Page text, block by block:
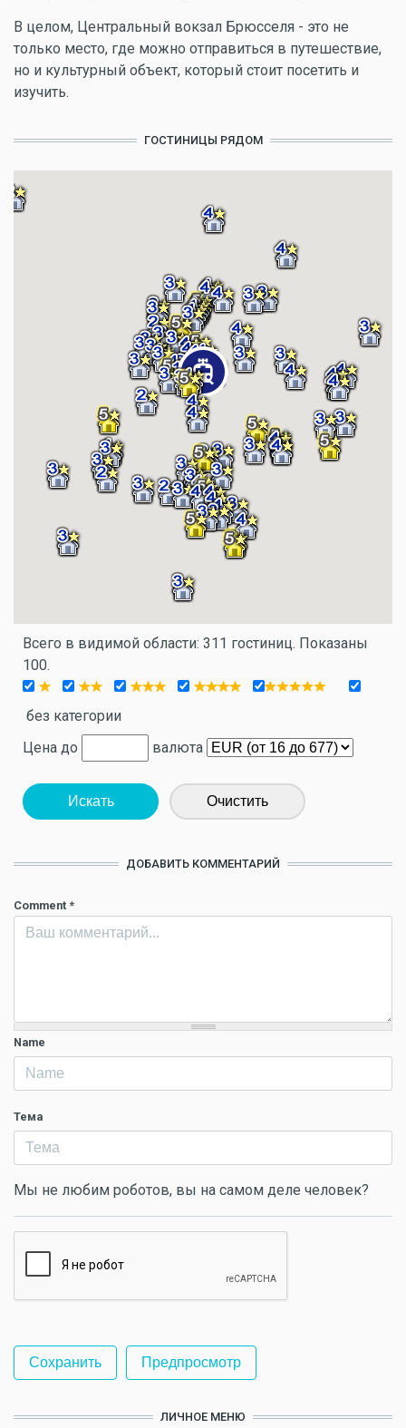
В целом, Центральный вокзал Брюсселя - это не
только место, где можно отправиться в путешествие,
но и культурный объект, который стоит посетить и
изучить.
ГОСТИНИЦЫ РЯДОМ
Всего в видимой области: 311 гостиниц. Показаны
100.
без категории
Цена до
валюта
Искать Очистить
ДОБАВИТЬ КОММЕНТАРИЙ
Comment *
Name
Тема
Мы не любим роботов, вы на самом деле человек?
ЛИЧНОЕ МЕНЮ